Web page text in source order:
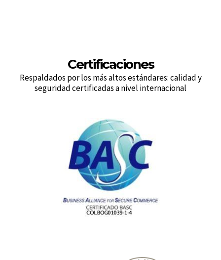
Certificaciones
Respaldados por los más altos estándares: calidad y
seguridad certificadas a nivel internacional